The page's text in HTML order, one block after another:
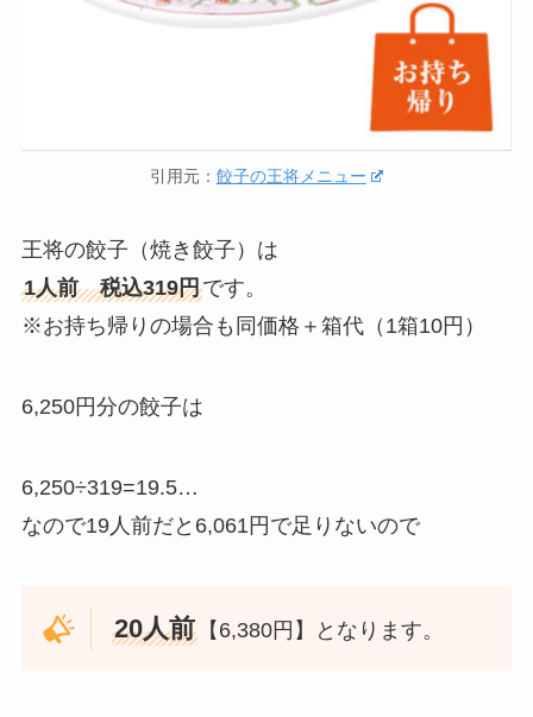
引用元： 餃子の王将メニュー
王将の餃子（焼き餃子）は
1人前 税込319円です。
※お持ち帰りの場合も同価格＋箱代（1箱10円）
6,250円分の餃子は
6,250÷319=19.5…
なので19人前だと6,061円で足りないので
20人前 【6,380円】となります。